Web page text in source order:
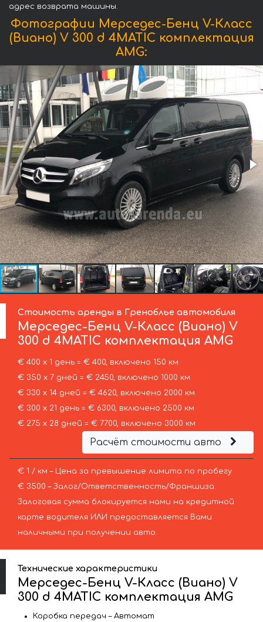
адрес возврата машины.
Фотографии Мерседес-Бенц V-Класс
(Виано) V 300 d 4MATIC комплектация
AMG:
Стоимость аренды в Греноблье автомобиля
Мерседес-Бенц V-Класс (Виано) V
300 d 4MATIC комплектация AMG
€ 400 х 1 день = € 400, включено 150 км
€ 350 х 7 дней = € 2450, включено 1000 км
€ 330 х 14 дней = € 4620, включено 2000 км
€ 300 х 21 день = € 6300, включено 2500 км
€ 275 х 28 дней = € 7700, включено 3000 км
Расчёт стоимости авто
€ 1 / км – Цена за превышение лимита по пробегу
€ 3500 – Залог/Ответственность/Франшиза.
Залоговая сумма блокируется нами на кредитной
карте водителя ИЛИ предоставляется Вами
наличными при получении авто.
Технические характеристики
Мерседес-Бенц V-Класс (Виано) V
300 d 4MATIC комплектация AMG
Коробка передач – Автомат